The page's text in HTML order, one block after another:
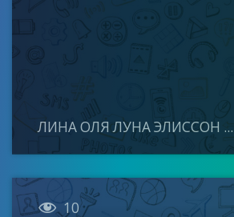
ЛИНА ОЛЯ ЛУНА ЭЛИССОН ...
 10